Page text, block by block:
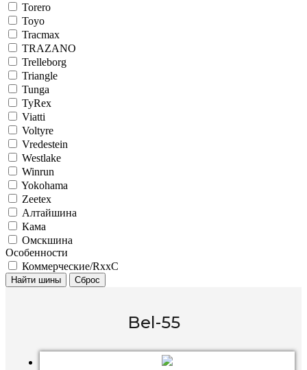
Torero
Toyo
Tracmax
TRAZANO
Trelleborg
Triangle
Tunga
TyRex
Viatti
Voltyre
Vredestein
Westlake
Winrun
Yokohama
Zeetex
Алтайшина
Кама
Омскшина
Особенности
Коммерческие/RxxC
Найти шины Сброс
Bel-55